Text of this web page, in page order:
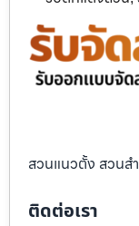
สวนแนวตั้ง สวนส
ติดต่อเรา